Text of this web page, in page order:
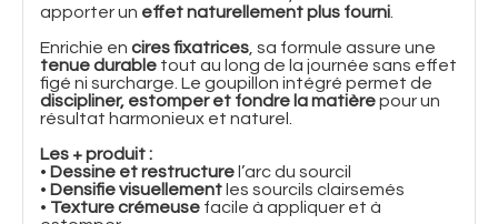
apporter un effet naturellement plus fourni
Enrichie en cires fixatrices , sa formule assure une
tenue durable tout au long de la journée sans effet
figé ni surcharge. Le goupillon intégré permet de
discipliner, estomper et fondre la matièrepour un
résultat harmonieux et naturel.
Les + produit :
• Dessine et restructure l’arc du sourcil
• Densifie visuellement les sourcils clairsemés
• Texture crémeuse facile à appliquer et à